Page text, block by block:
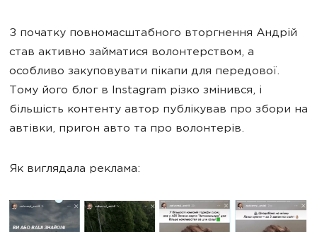
З початку повномасштабного вторгнення Андрій
став активно займатися волонтерством, а
особливо закуповувати пікапи для передової.
Тому його блог в Instagram різко змінився, і
більшість контенту автор публікував про збори на
автівки, пригон авто та про волонтерів.
Як виглядала реклама: